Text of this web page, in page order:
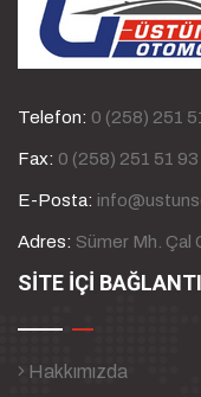
Telefon: 0 (258) 251
Fax: 0 (258) 251 51 93
E-Posta:
Adres: Sümer Mh. Çal
SİTE İÇİ
Hakkımızda